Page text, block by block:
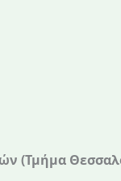
(Τμήμα